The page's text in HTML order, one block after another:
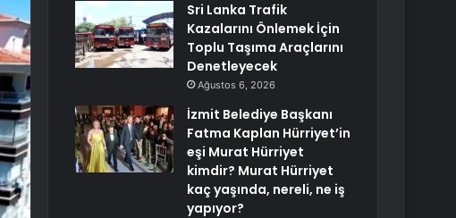
Sri Lanka Trafik
Kazalarını Önlemek İçin
Toplu Taşıma Araçlarını
Denetleyecek
Ağustos 6, 2026
İzmit Belediye Başkanı
Fatma Kaplan Hürriyet’in
eşi Murat Hürriyet
kimdir? Murat Hürriyet
kaç yaşında, nereli, ne iş
yapıyor?